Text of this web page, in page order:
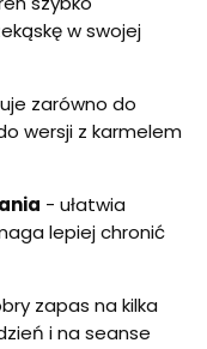
w swojej
zarówno do
wersji z karmelem
- ułatwia
lepiej chronić
zapas na kilka
i na seanse